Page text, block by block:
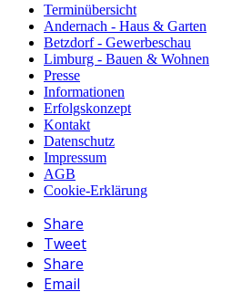
Terminübersicht
Andernach - Haus & Garten
Betzdorf - Gewerbeschau
Limburg - Bauen & Wohnen
Presse
Informationen
Erfolgskonzept
Kontakt
Datenschutz
Impressum
AGB
Cookie-Erklärung
Share
Tweet
Share
Email